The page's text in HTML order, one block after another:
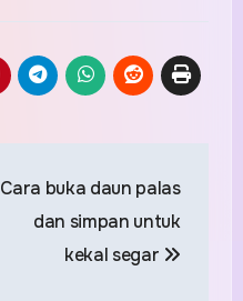
Cara buka daun palas
dan simpan untuk
kekal segar